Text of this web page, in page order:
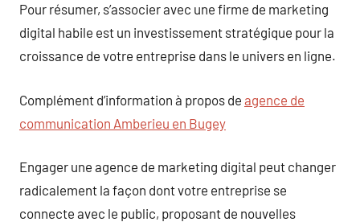
Pour résumer, s’associer avec une firme de marketing
digital habile est un investissement stratégique pour la
croissance de votre entreprise dans le univers en ligne.
Complément d’information à propos de agence de
communication Amberieu en Bugey
Engager une agence de marketing digital peut changer
radicalement la façon dont votre entreprise se
connecte avec le public, proposant de nouvelles